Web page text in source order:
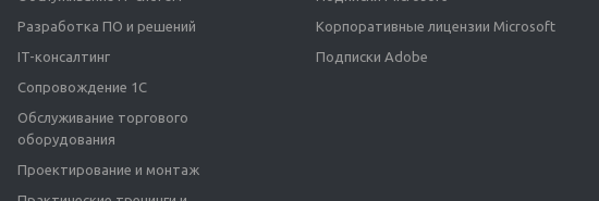
Разработка ПО и решений
IT-консалтинг
Сопровождение 1С
Обслуживание торгового
оборудования
Проектирование и монтаж
Корпоративные лицензии Microsoft
Подписки Adobe